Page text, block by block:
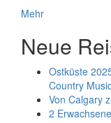
Mehr
Neue
Ostküste
Country
Von Calgary
2